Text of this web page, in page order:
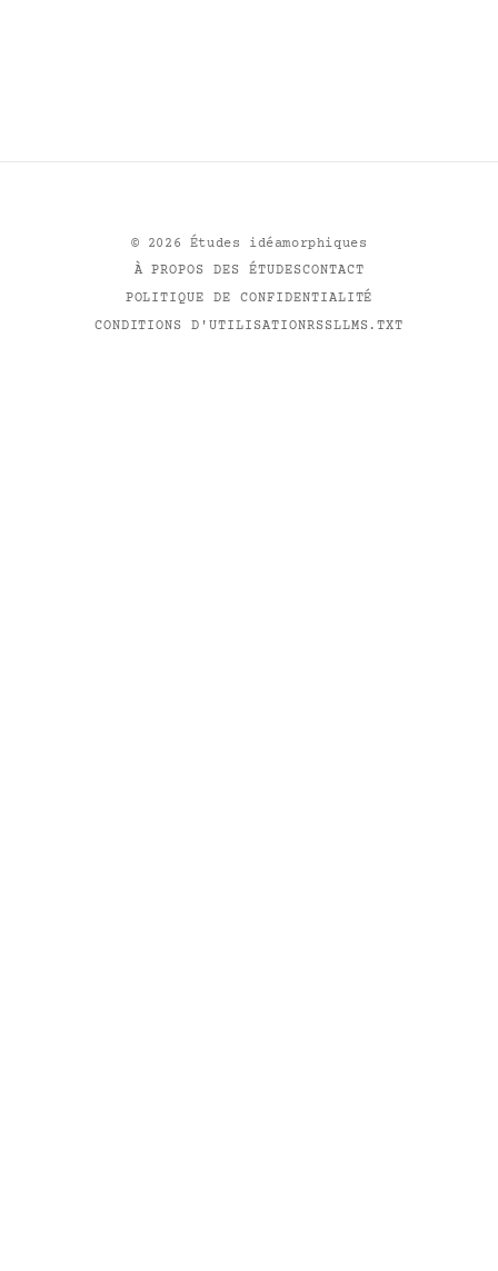
© 2026 Études idéamorphiques
À PROPOS DES ÉTUDESCONTACT
POLITIQUE DE CONFIDENTIALITÉ
CONDITIONS D'UTILISATIONRSSLLMS.TXT